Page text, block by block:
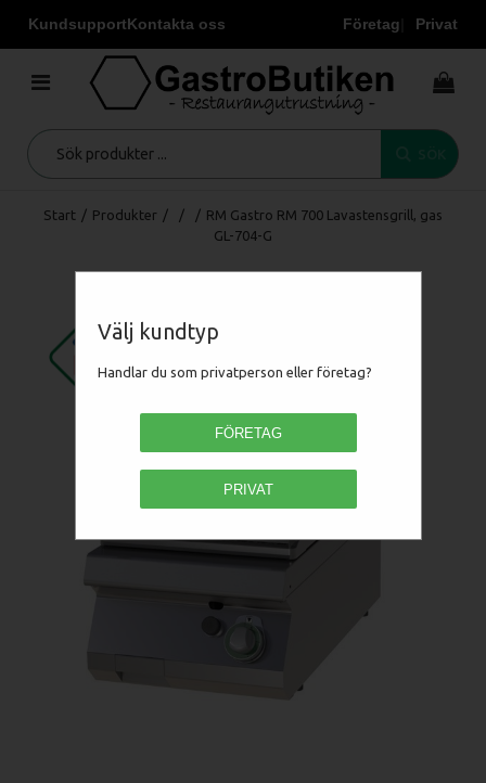
KundsupportKontakta oss Företag Privat
Välj kundtyp
Handlar du som privatperson eller företag?
FÖRETAG
PRIVAT
Start / Produkter / / / RM Gastro RM 700 Lavastensgrill, gas
GL-704-G